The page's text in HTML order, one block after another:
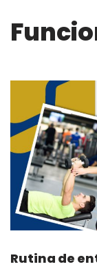
Rutina de